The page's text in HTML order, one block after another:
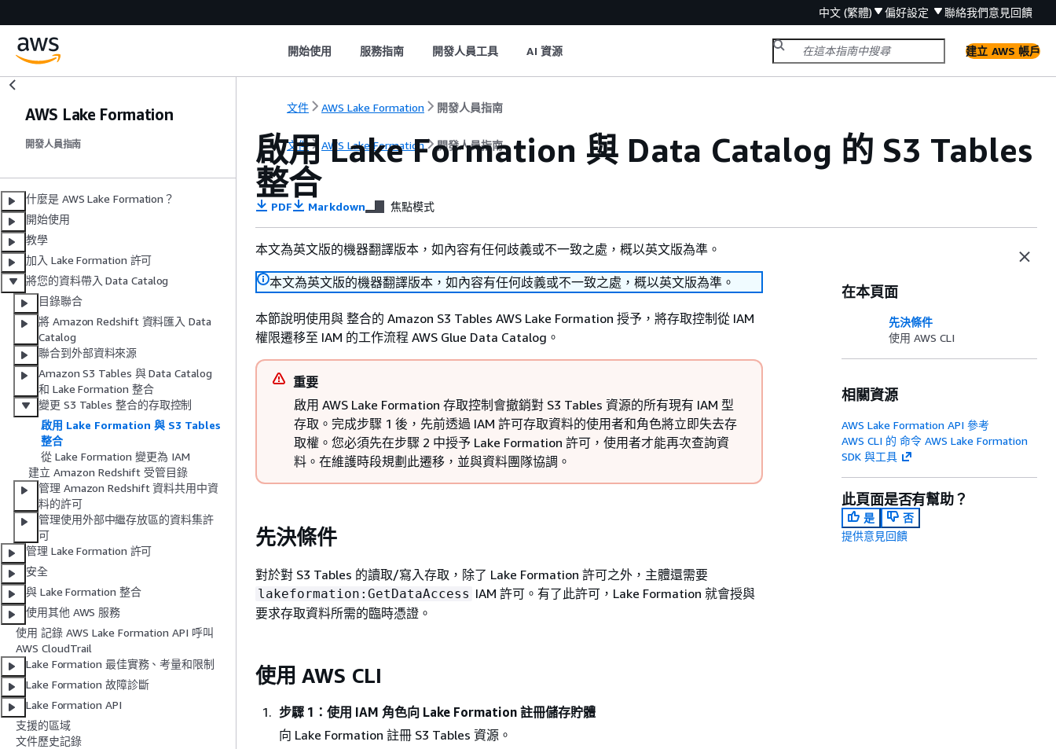
中文 (繁體) 偏好設定 聯絡我們意見回饋
開始使用 服務指南 開發人員工具 AI 資源 建立 AWS 帳戶
AWS Lake Formation
開發人員指南
什麼是 AWS Lake Formation？
開始使用
教學
加入 Lake Formation 許可
將您的資料帶入 Data Catalog
目錄聯合
將 Amazon Redshift 資料匯入 Data
Catalog
聯合到外部資料來源
Amazon S3 Tables 與 Data Catalog
和 Lake Formation 整合
變更 S3 Tables 整合的存取控制
啟用 Lake Formation 與 S3 Tables
整合
從 Lake Formation 變更為 IAM
建立 Amazon Redshift 受管目錄
管理 Amazon Redshift 資料共用中資
料的許可
管理使用外部中繼存放區的資料集許
可
管理 Lake Formation 許可
安全
與 Lake Formation 整合
使用其他 AWS 服務
使用 記錄 AWS Lake Formation API 呼叫
AWS CloudTrail
Lake Formation 最佳實務、考量和限制
Lake Formation 故障診斷
Lake Formation API
支援的區域
文件歷史記錄
文件 AWS Lake Formation 開發人員指南
文件 AWS Lake Formation 開發人員指南
啟用 Lake Formation 與 Data Catalog 的 S3 Tables
整合
PDF Markdown 焦點模式
本文為英文版的機器翻譯版本，如內容有任何歧義或不一致之處，概以英文版為準。
本文為英文版的機器翻譯版本，如內容有任何歧義或不一致之處，概以英文版為準。
本節說明使用與 整合的 Amazon S3 Tables AWS Lake Formation 授予，將存取控制從 IAM
權限遷移至 IAM 的工作流程 AWS Glue Data Catalog。
重要
啟用 AWS Lake Formation 存取控制會撤銷對 S3 Tables 資源的所有現有 IAM 型
存取。完成步驟 1 後，先前透過 IAM 許可存取資料的使用者和角色將立即失去存
取權。您必須先在步驟 2 中授予 Lake Formation 許可，使用者才能再次查詢資
料。在維護時段規劃此遷移，並與資料團隊協調。
先決條件
對於對 S3 Tables 的讀取/寫入存取，除了 Lake Formation 許可之外，主體還需要
lakeformation:GetDataAccess IAM 許可。有了此許可，Lake Formation 就會授與
要求存取資料所需的臨時憑證。
使用 AWS CLI
步驟 1：使用 IAM 角色向 Lake Formation 註冊儲存貯體
向 Lake Formation 註冊 S3 Tables 資源。
在本頁面
先決條件
使用 AWS CLI
相關資源
AWS Lake Formation API 參考
AWS CLI 的 命令 AWS Lake Formation
SDK 與工具
此頁面是否有幫助？
是
否
提供意見回饋